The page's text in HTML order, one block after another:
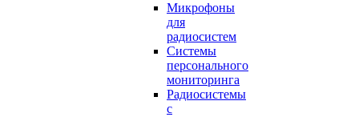
Микрофоны
для
радиосистем
Системы
персонального
мониторинга
Радиосистемы
c